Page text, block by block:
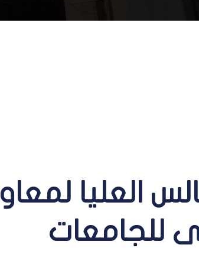
العليا
للجامعات